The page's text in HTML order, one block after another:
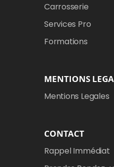
Carrosserie
Services Pro
Formations
MENTIONS
Mentions Legales
CONTACT
Rappel Immédiat